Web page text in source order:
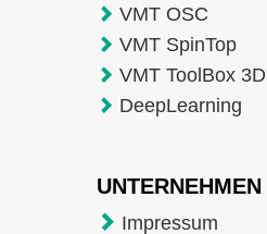
VMT OSC
VMT SpinTop
VMT ToolBox 3D
DeepLearning
UNTERNEHMEN
Impressum